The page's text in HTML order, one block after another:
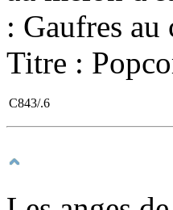
: Gaufres
Titre :
C843/.6